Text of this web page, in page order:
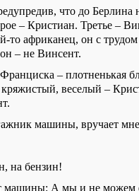
что до Берлина
– Кристиан. Третье –
то африканец, он с
– не Винсент.
– плотненькая
кряжистый, веселый –
машины, вручает мне
на бензин!
машины: А мы и не можем